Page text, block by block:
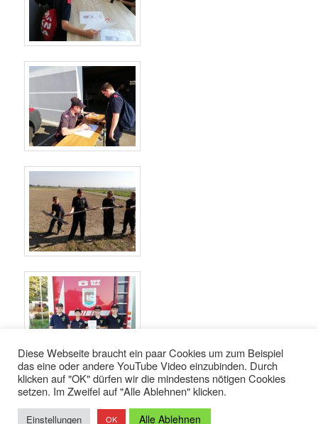
Diese Webseite braucht ein paar Cookies um zum Beispiel
das eine oder andere YouTube Video einzubinden. Durch
klicken auf "OK" dürfen wir die mindestens nötigen Cookies
setzen. Im Zweifel auf "Alle Ablehnen" klicken.
Einstellungen OK Alle Ablehnen